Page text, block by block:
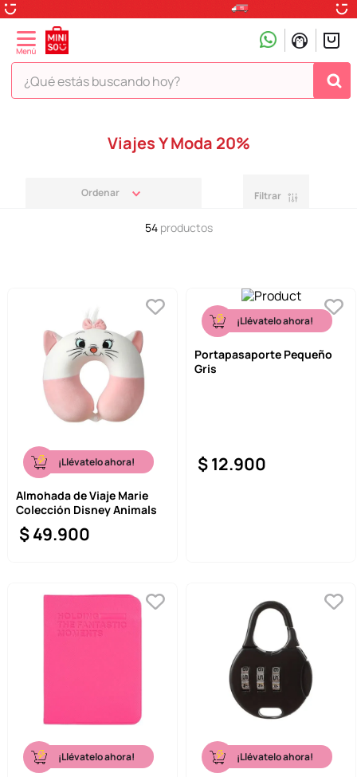
¿Qué estás buscando hoy?
Viajes Y Moda 20%
Filtrar
54 productos
¡Llévatelo ahora!
Almohada de Viaje Marie
Colección Disney Animals
$49.900
¡Llévatelo ahora!
Portapasaporte Pequeño
Gris
$12.900
¡Llévatelo ahora! ¡Llévatelo ahora!
toy story
llaveros
one piece